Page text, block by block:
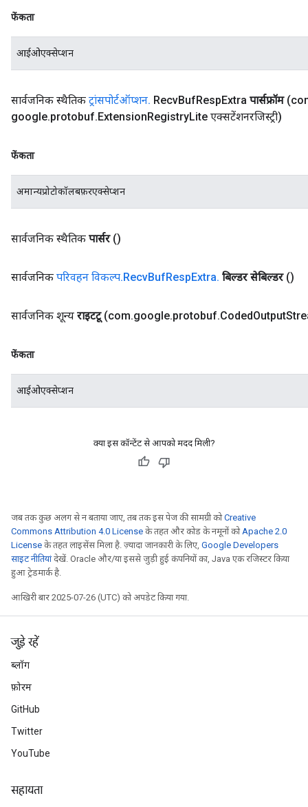
फेंकता
आईओएक्सेप्शन
सार्वजनिक स्थैतिक ट्रांसपोर्टऑप्शन. RecvBufRespExtra पार्सफ्रॉम
google.protobuf.ExtensionRegistryLite एक्सटेंशनरजिस्ट्री)
फेंकता
अमान्यप्रोटोकॉलबफ़रएक्सेप्शन
सार्वजनिक स्थैतिक पार्सर ()
सार्वजनिक परिवहन विकल्प.RecvBufRespExtra. बिल्डर सेबिल्डर ()
सार्वजनिक शून्य राइटटू (com.google.protobuf.CodedOutput
फेंकता
आईओएक्सेप्शन
क्या इस कॉन्टेंट से आपको मदद मिली?
जब तक कुछ अलग से न बताया जाए, तब तक इस पेज की सामग्री कोCreative
Commons Attribution 4.0 License के तहत और कोड के नमूनों कोApache 2.0
License के तहत लाइसेंस मिला है. ज़्यादा जानकारी के लिए, Google Developers
साइट नीतियांदेखें. Oracle और/या इससे जुड़ी हुई कंपनियों का, Java एक रजिस्टर किया
हुआ ट्रेडमार्क है.
आखिरी बार 2025-07-26 (UTC) को अपडेट किया गया.
जुड़े रहें
ब्लॉग
फ़ोरम
GitHub
Twitter
YouTube
सहायता